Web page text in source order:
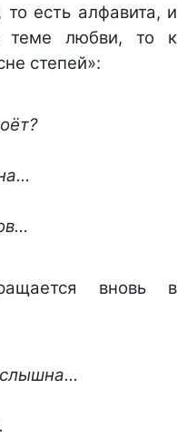
то есть алфавита, и
теме любви, то к
степей»:
вновь в